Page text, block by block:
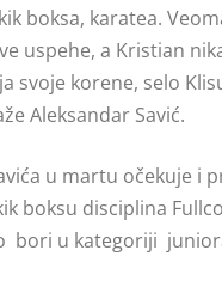
boksa, karatea.
uspehe, a Kristian
svoje korene, selo
Aleksandar Savić.
u martu očekuje i
boksu disciplina
bori u kategoriji